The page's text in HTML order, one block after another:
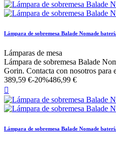
Lámpara de sobremesa Balade Nomade
Lámparas de mesa
Lámpara de sobremesa Balade
Gorin. Contacta con nosotros para
389,59 €-20%486,99 €

Lámpara de sobremesa Balade Nomade